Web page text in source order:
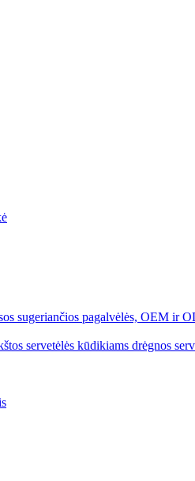
sugeriančios pagalvėlės, OEM ir
servetėlės ​​kūdikiams drėgnos